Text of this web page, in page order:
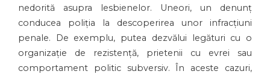
nedorită asupra lesbienelor. Uneori, un denunț
conducea poliția la descoperirea unor infracțiuni
penale. De exemplu, putea dezvălui legături cu o
organizație de rezistență, prietenii cu evrei sau
comportament politic subversiv. În aceste cazuri,